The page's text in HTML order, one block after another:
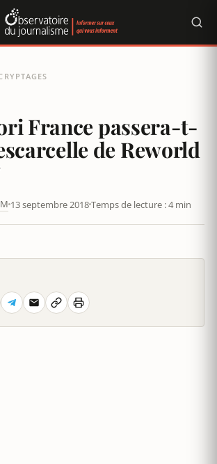
France passera-t-
de Reworld
13 septembre 2018Temps de lecture : 4 min
des cookies